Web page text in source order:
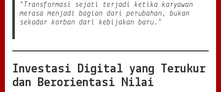
“Transformasi sejati terjadi ketika karyawan
merasa menjadi bagian dari perubahan, bukan
sekadar korban dari kebijakan baru.”
Investasi Digital yang Terukur
dan Berorientasi Nilai